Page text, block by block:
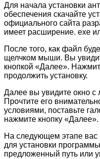
Для начала установки
обеспечения скачайте
официального сайта
имеет расширение. exe
После того, как файл
щелчком мыши. Вы
кнопкой «Далее».
продолжить установку.
Далее вы увидите окно
Прочтите его
условиями, поставьте
нажмите кнопку «Далее».
На следующем этапе вас
для установки
предложенный путь или